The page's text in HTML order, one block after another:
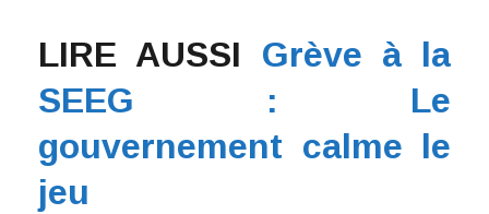
LIRE AUSSI Grève à la
SEEG : Le
gouvernement calme le
jeu